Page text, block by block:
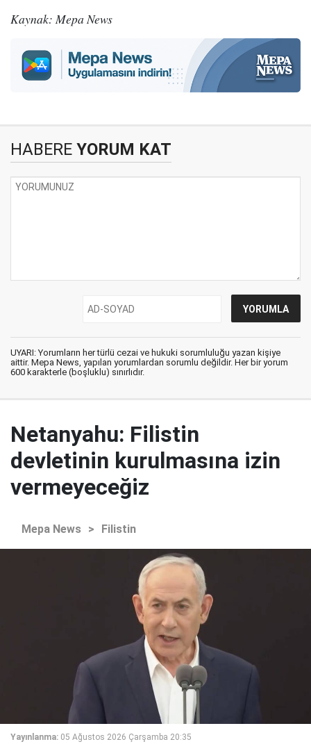
Kaynak: Mepa News
HABERE YORUM KAT
UYARI: Yorumların her türlü cezai ve hukuki sorumluluğu yazan kişiye
aittir. Mepa News, yapılan yorumlardan sorumlu değildir. Her bir yorum
600 karakterle (boşluklu) sınırlıdır.
Netanyahu: Filistin
devletinin kurulmasına izin
vermeyeceğiz
Mepa News > Filistin
Yayınlanma: 05 Ağustos 2026 Çarşamba 20:35